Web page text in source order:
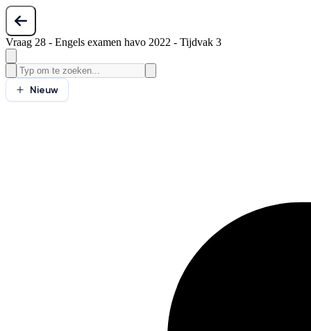
Vraag 28 - Engels examen havo 2022 - Tijdvak 3
Nieuw